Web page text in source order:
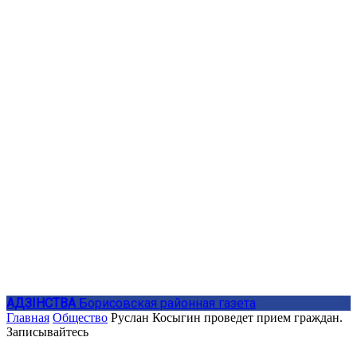
АДЗIНСТВА Борисовская районная газета
Главная Общество Руслан Косыгин проведет прием граждан.
Записывайтесь